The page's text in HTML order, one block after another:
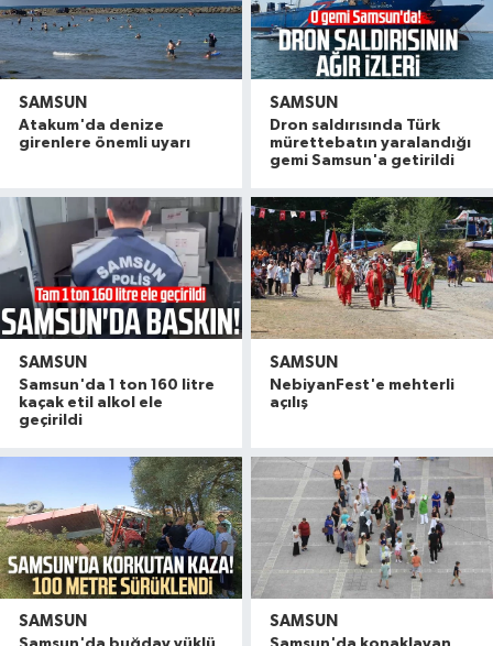
SAMSUN
Atakum'da denize
girenlere önemli uyarı
SAMSUN
Dron saldırısında Türk
mürettebatın yaralandığı
gemi Samsun'a getirildi
SAMSUN
Samsun'da 1 ton 160 litre
kaçak etil alkol ele
geçirildi
SAMSUN
NebiyanFest'e mehterli
açılış
SAMSUN SAMSUN
19:58 |Havza'da 11 yıl 8 ay hapis cezasıyla aranan